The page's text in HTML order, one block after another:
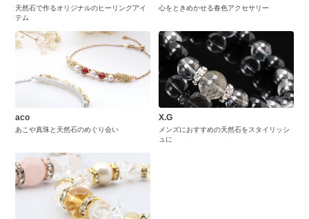
天然石で作るオリジナルのヒーリングアイ
テム
心をときめかせる春色アクセサリー
aco
あこや真珠と天然石のめぐり会い
X.G
メンズにおすすめの天然石をスタイリッシ
ュに